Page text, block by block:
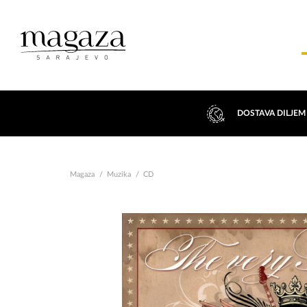
DOSTAVA
Magaza Muzika CD